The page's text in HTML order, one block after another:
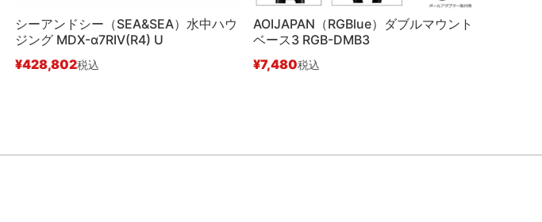
シーアンドシー（SEA&SEA）水中ハウ
ジング MDX-α7RIV(R4) U
¥428,802税込
AOIJAPAN（RGBlue）ダブルマウント
ベース3 RGB-DMB3
¥7,480税込